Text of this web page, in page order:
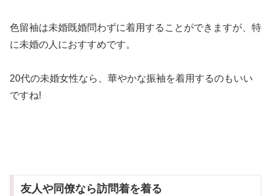
色留袖は未婚既婚問わずに着用することができますが、特
に未婚の人におすすめです。
20代の未婚女性なら、華やかな振袖を着用するのもいい
ですね!
友人や同僚なら訪問着を着る